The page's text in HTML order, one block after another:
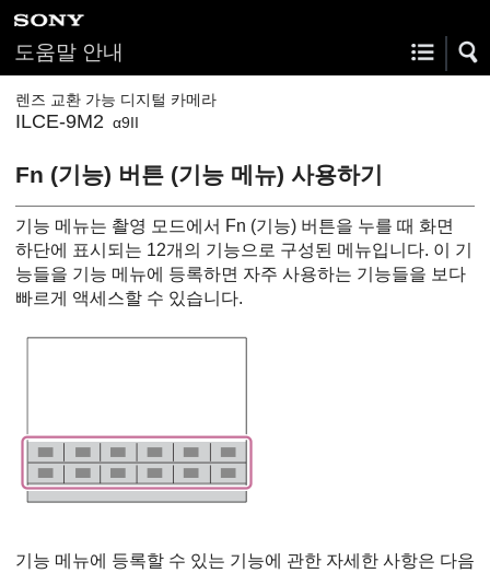
도움말 안내
렌즈 교환 가능 디지털 카메라
ILCE-9M2 α9II
Fn (기능) 버튼 (기능 메뉴) 사용하기
기능 메뉴는 촬영 모드에서 Fn (기능) 버튼을 누를 때 화면
하단에 표시되는 12개의 기능으로 구성된 메뉴입니다. 이 기
능들을 기능 메뉴에 등록하면 자주 사용하는 기능들을 보다
빠르게 액세스할 수 있습니다.
기능 메뉴에 등록할 수 있는 기능에 관한 자세한 사항은 다음